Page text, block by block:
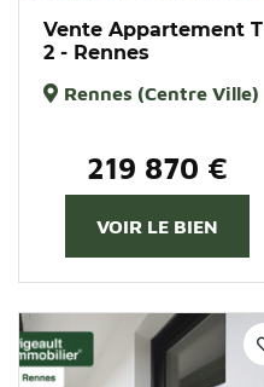
Vente Appartement T
2 - Rennes
Rennes (Centre Ville)
219 870 €
VOIR LE BIEN